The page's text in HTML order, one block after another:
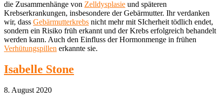
die Zusammenhänge von Zelldysplasie und späteren
Krebserkrankungen, insbesondere der Gebärmutter. Ihr verdanken
wir, dass Gebärmutterkrebs nicht mehr mit SIcherheit tödlich endet,
sondern ein Risiko früh erkannt und der Krebs erfolgreich behandelt
werden kann. Auch den Einfluss der Hormonmenge in frühen
Verhütungspillen erkannte sie.
Isabelle Stone
8. August 2020